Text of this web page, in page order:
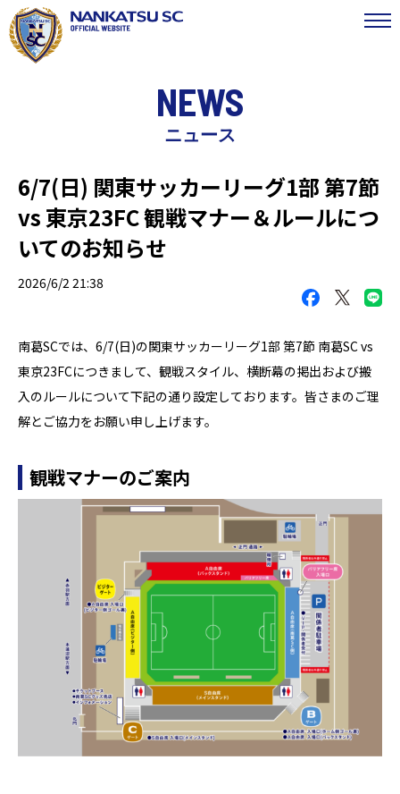
NEWS
ニュース
6/7(日) 関東サッカーリーグ1部 第7節
vs 東京23FC 観戦マナー＆ルールにつ
いてのお知らせ
2026/6/2 21:38
南葛SCでは、6/7(日)の関東サッカーリーグ1部 第7節 南葛SC vs
東京23FCにつきまして、観戦スタイル、横断幕の掲出および搬
入のルールについて下記の通り設定しております。皆さまのご理
解とご協力をお願い申し上げます。
観戦マナーのご案内